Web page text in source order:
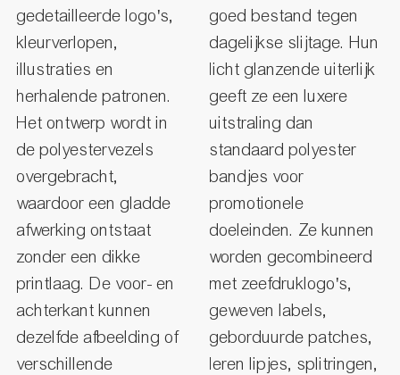
gedetailleerde logo's,
kleurverlopen,
illustraties en
herhalende patronen.
Het ontwerp wordt in
de polyestervezels
overgebracht,
waardoor een gladde
afwerking ontstaat
zonder een dikke
printlaag. De voor- en
achterkant kunnen
dezelfde afbeelding of
verschillende
goed bestand tegen
dagelijkse slijtage. Hun
licht glanzende uiterlijk
geeft ze een luxere
uitstraling dan
standaard polyester
bandjes voor
promotionele
doeleinden. Ze kunnen
worden gecombineerd
met zeefdruklogo's,
geweven labels,
geborduurde patches,
leren lipjes, splitringen,